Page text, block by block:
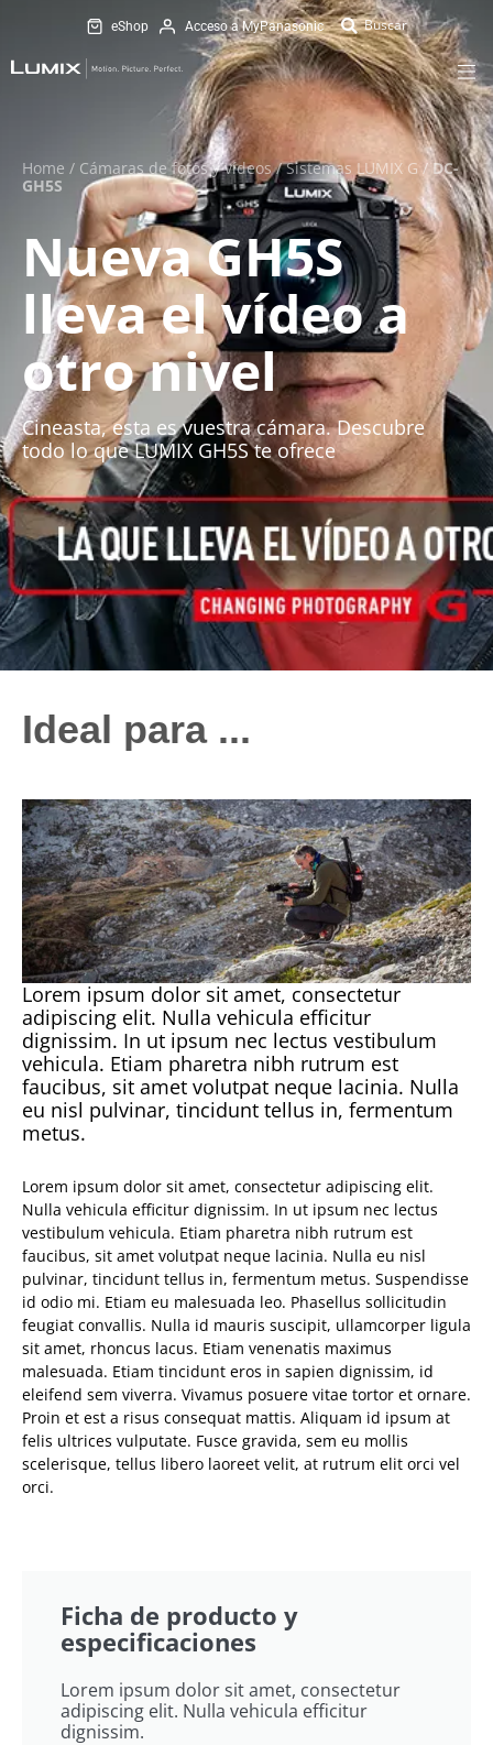
eShop Acceso a MyPanasonic
Home / Cámaras de fotos y vídeos/Sistemas LUMIX G/ DC-
GH5S
Nueva GH5S
lleva el vídeo a
otro nivel
Cineasta, esta es vuestra cámara. Descubre
todo lo que LUMIX GH5S te ofrece
Ideal para ...
Lorem ipsum dolor sit amet, consectetur
adipiscing elit. Nulla vehicula efficitur
dignissim. In ut ipsum nec lectus vestibulum
vehicula. Etiam pharetra nibh rutrum est
faucibus, sit amet volutpat neque lacinia. Nulla
eu nisl pulvinar, tincidunt tellus in, fermentum
metus.
Lorem ipsum dolor sit amet, consectetur adipiscing elit.
Nulla vehicula efficitur dignissim. In ut ipsum nec lectus
vestibulum vehicula. Etiam pharetra nibh rutrum est
faucibus, sit amet volutpat neque lacinia. Nulla eu nisl
pulvinar, tincidunt tellus in, fermentum metus. Suspendisse
id odio mi. Etiam eu malesuada leo. Phasellus sollicitudin
feugiat convallis. Nulla id mauris suscipit, ullamcorper ligula
sit amet, rhoncus lacus. Etiam venenatis maximus
malesuada. Etiam tincidunt eros in sapien dignissim, id
eleifend sem viverra. Vivamus posuere vitae tortor et ornare.
Proin et est a risus consequat mattis. Aliquam id ipsum at
felis ultrices vulputate. Fusce gravida, sem eu mollis
scelerisque, tellus libero laoreet velit, at rutrum elit orci vel
orci.
Ficha de producto y
especificaciones
Lorem ipsum dolor sit amet, consectetur
adipiscing elit. Nulla vehicula efficitur
dignissim.